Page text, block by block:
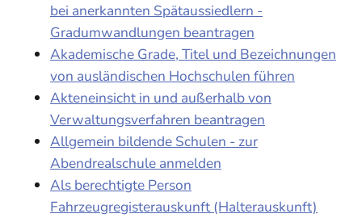
bei anerkannten Spätaussiedlern -
Gradumwandlungen beantragen
Akademische Grade, Titel und Bezeichnungen
von ausländischen Hochschulen führen
Akteneinsicht in und außerhalb von
Verwaltungsverfahren beantragen
Allgemein bildende Schulen - zur
Abendrealschule anmelden
Als berechtigte Person
Fahrzeugregisterauskunft (Halterauskunft)